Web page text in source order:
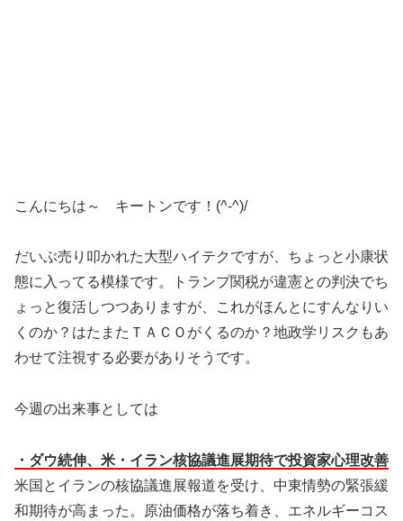
こんにちは～ キートンです！(^-^)/
だいぶ売り叩かれた大型ハイテクですが、ちょっと小康状
態に入ってる模様です。トランプ関税が違憲との判決でち
ょっと復活しつつありますが、これがほんとにすんなりい
くのか？はたまたＴＡＣＯがくるのか？地政学リスクもあ
わせて注視する必要がありそうです。
今週の出来事としては
・ダウ続伸、米・イラン核協議進展期待で投資家心理改善
米国とイランの核協議進展報道を受け、中東情勢の緊張緩
和期待が高まった。原油価格が落ち着き、エネルギーコス